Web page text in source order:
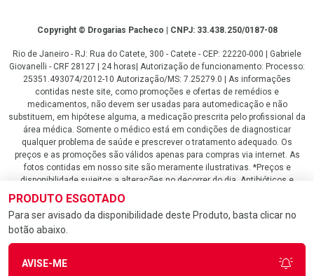
PRODUTO ESGOTADO
Para ser avisado da disponibilidade deste Produto, basta clicar no
botão abaixo.
AVISE-ME
CopyrightCopyright © Drogarias Pacheco | CNPJ: 33.438.250/0187-08
Rio de Janeiro - RJ: Rua do Catete, 300 - Catete - CEP: 22220-000 | Gabriele
Giovanelli - CRF 28127 | 24 horas| Autorização de funcionamento: Processo:
25351.493074/2012-10 Autorização/MS: 7.25279.0 | As informações
contidas neste site, como promoções e ofertas de remédios e
medicamentos, não devem ser usadas para automedicação e não
substituem, em hipótese alguma, a medicação prescrita pelo profissional da
área médica. Somente o médico está em condições de diagnosticar
qualquer problema de saúde e prescrever o tratamento adequado. Os
preços e as promoções são válidos apenas para compras via internet. As
fotos contidas em nosso site são meramente ilustrativas. *Preços e
disponibilidade sujeitos a alterações no decorrer do dia. Antibióticos e
antimicrobianos vendas apenas em lojas físicas ou televendas. Portaria nº
344 - 01/02/1999 - Ministério da Saúde. Horário de funcionamento Central
de Vendas e Atendimento ao Cliente 4020 4404 ou 0800 282 10 10 de
LGPD Aceite os Cookies